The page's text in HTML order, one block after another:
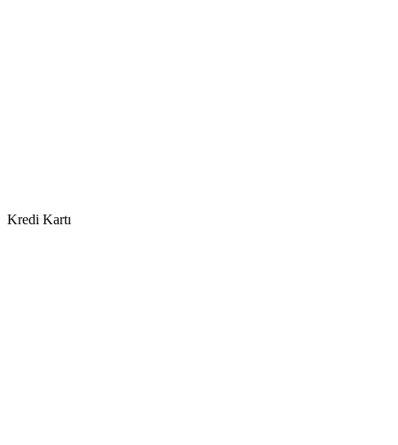
Kredi Kartı